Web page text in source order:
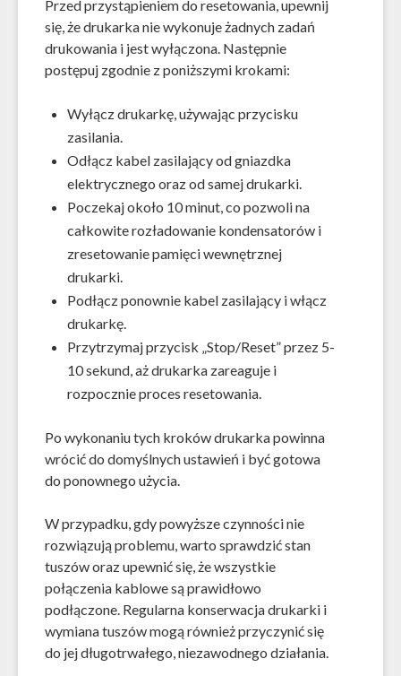
Przed przystąpieniem do resetowania, upewnij
się, że drukarka nie wykonuje żadnych zadań
drukowania i jest wyłączona. Następnie
postępuj zgodnie z poniższymi krokami:
Wyłącz drukarkę, używając przycisku
zasilania.
Odłącz kabel zasilający od gniazdka
elektrycznego oraz od samej drukarki.
Poczekaj około 10 minut, co pozwoli na
całkowite rozładowanie kondensatorów i
zresetowanie pamięci wewnętrznej
drukarki.
Podłącz ponownie kabel zasilający i włącz
drukarkę.
Przytrzymaj przycisk „Stop/Reset” przez 5-
10 sekund, aż drukarka zareaguje i
rozpocznie proces resetowania.
Po wykonaniu tych kroków drukarka powinna
wrócić do domyślnych ustawień i być gotowa
do ponownego użycia.
W przypadku, gdy powyższe czynności nie
rozwiązują problemu, warto sprawdzić stan
tuszów oraz upewnić się, że wszystkie
połączenia kablowe są prawidłowo
podłączone. Regularna konserwacja drukarki i
wymiana tuszów mogą również przyczynić się
do jej długotrwałego, niezawodnego działania.